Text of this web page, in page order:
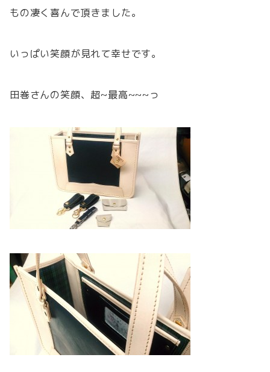
もの凄く喜んで頂きました。
いっぱい笑顔が見れて幸せです。
田巻さんの笑顔、超~最高~~~っ